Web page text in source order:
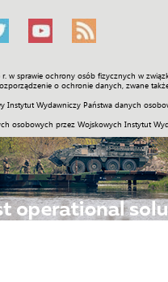
w sprawie ochrony osób fizycznych w
o ochronie danych, zwane
Wydawniczy Państwa danych
osobowych przez Wojskowych Instytut
Historia Galerie Wideo